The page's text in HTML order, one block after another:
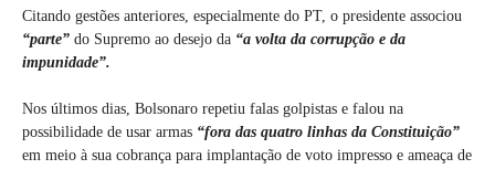
Citando gestões anteriores, especialmente do PT, o presidente associou
“parte” do Supremo ao desejo da “a volta da corrupção e da
impunidade”.
Nos últimos dias, Bolsonaro repetiu falas golpistas e falou na
possibilidade de usar armas “fora das quatro linhas da Constituição”
em meio à sua cobrança para implantação de voto impresso e ameaça de